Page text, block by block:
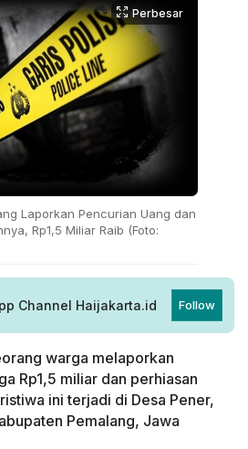
Perbesar
Laporkan Pencurian Uang dan
Rp1,5 Miliar Raib (Foto:
Channel Haijakarta.id Follow
warga melaporkan
Rp1,5 miliar dan perhiasan
ini terjadi di Desa Pener,
Pemalang, Jawa